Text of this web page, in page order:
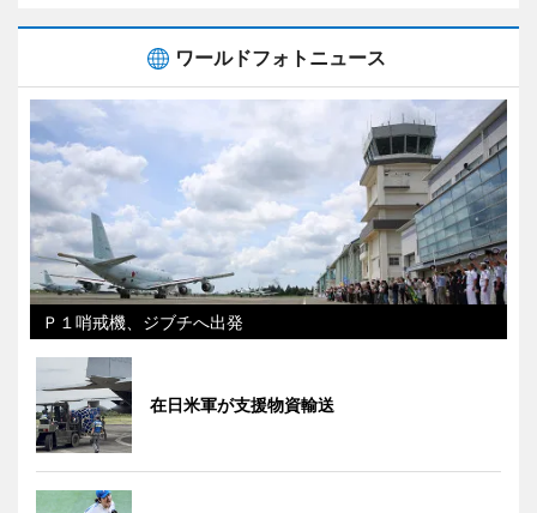
ワールドフォトニュース
Ｐ１哨戒機、ジブチへ出発
在日米軍が支援物資輸送